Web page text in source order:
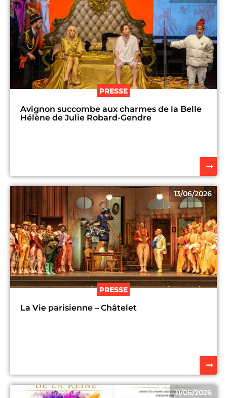
PRESSE
Avignon succombe aux charmes de la Belle
Hélène de Julie Robard-Gendre
13/06/2026
PRESSE
La Vie parisienne – Châtelet
11/06/2026